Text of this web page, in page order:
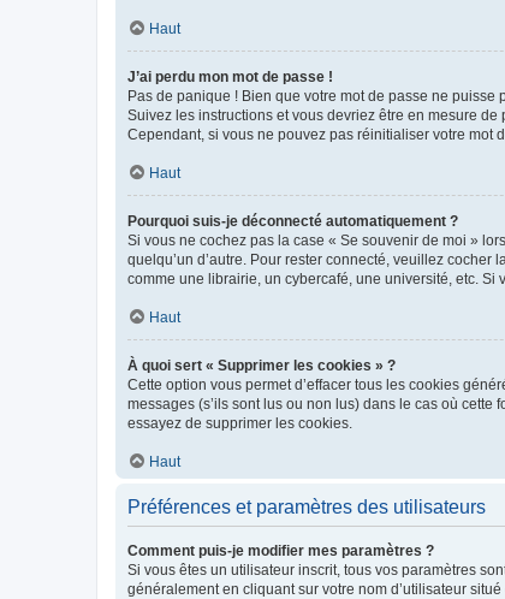
Haut
J’ai perdu mon mot de passe !
Pas de panique ! Bien que votre mot de passe ne puisse
Suivez les instructions et vous devriez être en mesure
Cependant, si vous ne pouvez pas réinitialiser votre mot
Haut
Pourquoi suis-je déconnecté automatiquement ?
Si vous ne cochez pas la case « Se souvenir de moi »
quelqu’un d’autre. Pour rester connecté, veuillez
comme une librairie, un cybercafé, une université, etc. Si
Haut
À quoi sert « Supprimer les cookies » ?
Cette option vous permet d’effacer tous les cookies
messages (s’ils sont lus ou non lus) dans le cas où
essayez de supprimer les cookies.
Haut
Préférences et paramètres des utilisateurs
Comment puis-je modifier mes paramètres ?
Si vous êtes un utilisateur inscrit, tous vos paramètres
généralement en cliquant sur votre nom d’utilisateur